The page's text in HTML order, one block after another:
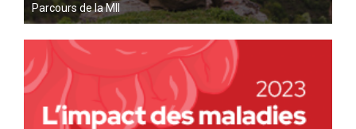
Parcours de la MII